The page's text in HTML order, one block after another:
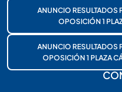
ANUNCIO
OPOSICIÓN 1
ANUNCIO
OPOSICIÓN 1 PLAZA